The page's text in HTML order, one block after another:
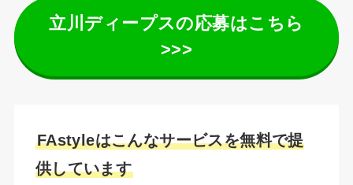
立川ディープスの応募はこちら
>>>
FAstyleはこんなサービスを無料で提
供しています